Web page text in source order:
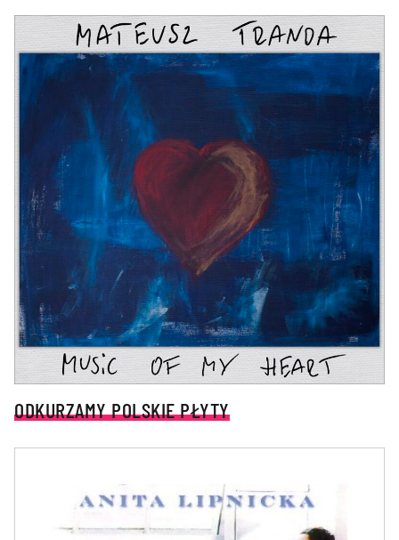
ODKURZAMY POLSKIE PŁYTY